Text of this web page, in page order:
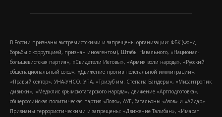
В России признаны экстремистскими и запрещены организации: ФБК (Фонд
борьбы с коррупцией, признан иноагентом), Штабы Навального, «Национал-
большевистская партия», «Свидетели Иеговы», «Армия воли народа», «Русский
общенациональный союз», «Движение против нелегальной иммиграции»,
«Правый сектор», УНА-УНСО, УПА, «Тризуб им. Степана Бандеры», «Мизантропик
дивижн», «Меджлис крымскотатарского народа», движение «Артподготовка»,
общероссийская политическая партия «Воля», АУЕ, батальоны «Азов» и «Айдар».
Признаны террористическими и запрещены: «Движение Талибан», «Имарат